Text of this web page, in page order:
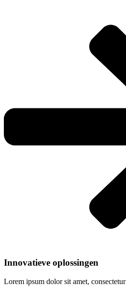
Innovatieve oplossingen
Lorem ipsum dolor sit amet,